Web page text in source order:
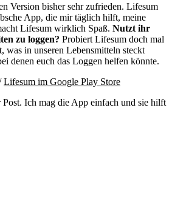
Version bisher sehr zufrieden. Lifesum
App, die mir täglich hilft, meine
Lifesum wirklich Spaß. Nutzt ihr
zu loggen? Probiert Lifesum doch mal
was in unseren Lebensmitteln steckt
denen euch das Loggen helfen könnte.
Lifesum im Google Play Store
Post. Ich mag die App einfach und sie hilft